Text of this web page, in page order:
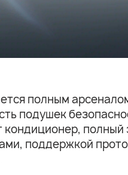
полным
подушек
поддержкой